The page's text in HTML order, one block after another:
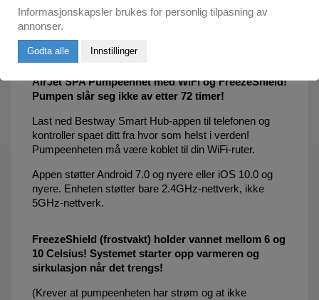
Om du kjøper et spa uten WiFi kan du nå
oppgradere ditt spa til WiFi. Selges kun om man
kjøper spa på samme bestilling som denne
oppgraderingen.
AirJet SPA Pumpeenhet med WiFi og FreezeShield!
Pumpen slår seg ikke av etter 72 timer!
Last ned Bestway Smart Hub-appen til telefonen og
kontroller spaet ditt fra hvor som helst i verden!
Pumpeenheten må være koblet til din WiFi-ruter.
Appen støtter Android 7.0 og nyere eller iOS 10.0 og
nyere. Enheten støtter bare 2.4GHz-nettverk, ikke
5GHz-nettverk.
FreezeShield (frostvakt) holder vannet mellom 6 og
10 Celsius! Systemet starter opp varmeren og
sirkulasjon når det trengs!
(Krever at pumpeenheten har strøm og at ikke
Informasjonskapsler brukes for personlig tilpasning av
annonser.
Godta alle Innstillinger